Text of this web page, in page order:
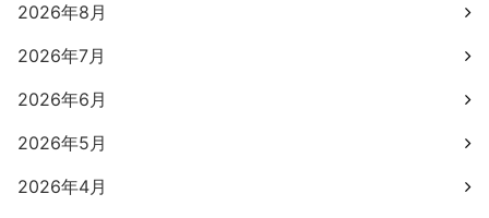
2026年8月
2026年7月
2026年6月
2026年5月
2026年4月